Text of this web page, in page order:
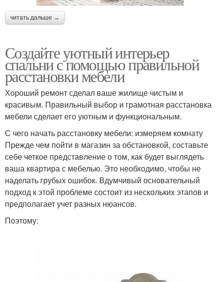
читать дальше →
Создайте уютный интерьер
спальни с помощью правильной
расстановки мебели
Хороший ремонт сделал ваше жилище чистым и
красивым. Правильный выбор и грамотная расстановка
мебели сделает его уютным и функциональным.
С чего начать расстановку мебели: измеряем комнату
Прежде чем пойти в магазин за обстановкой, составьте
себе четкое представление о том, как будет выглядеть
ваша квартира с мебелью. Это необходимо, чтобы не
наделать грубых ошибок. Вдумчивый основательный
подход к этой проблеме состоит из нескольких этапов и
предполагает учет разных нюансов.
Поэтому: